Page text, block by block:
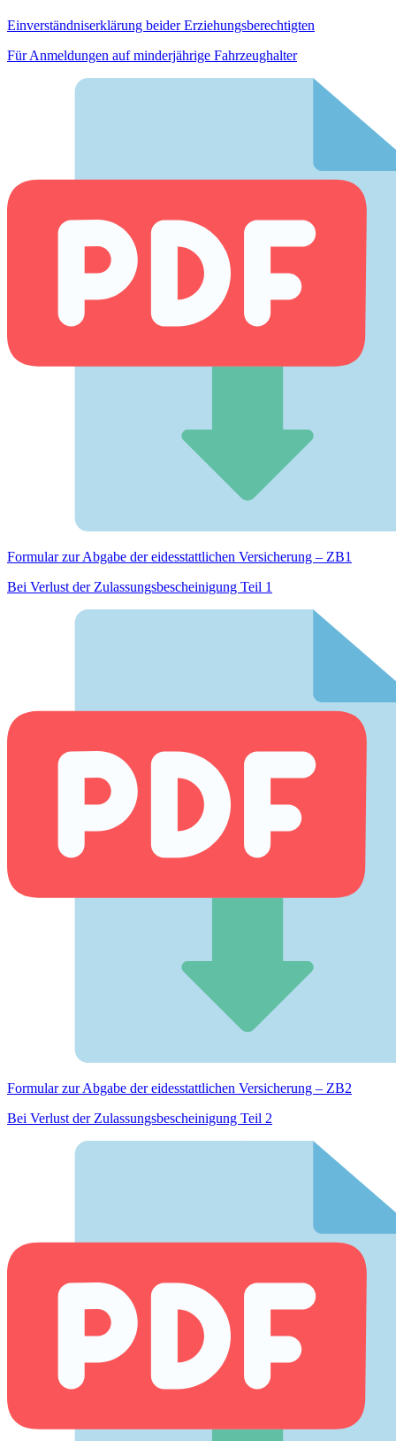
Einverständnis­erklärung beider Erziehungs­berechtigten
Für Anmeldungen auf minderjährige Fahrzeughalter
Formular zur Abgabe der eides­stattlichen Versicherung – ZB1
Bei Verlust der Zulassungsbescheinigung Teil 1
Formular zur Abgabe der eides­stattlichen Versicherung – ZB2
Bei Verlust der Zulassungsbescheinigung Teil 2